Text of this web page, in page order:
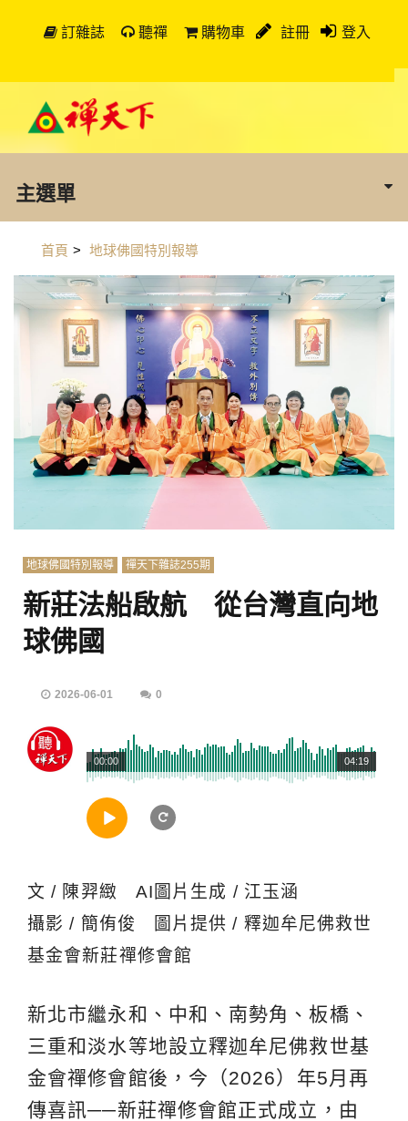
訂雜誌 聽禪 購物車 註冊 登入
主選單
首頁 > 地球佛國特別報導
地球佛國特別報導 禪天下雜誌255期
新莊法船啟航 從台灣直向地
球佛國
2026-06-01 0
04:19
00:00
文 / 陳羿緻 AI圖片生成 / 江玉涵
攝影 / 簡侑俊 圖片提供 / 釋迦牟尼佛救世
基金會新莊禪修會館
新北市繼永和、中和、南勢角、板橋、
三重和淡水等地設立釋迦牟尼佛救世基
金會禪修會館後，今（2026）年5月再
傳喜訊──新莊禪修會館正式成立，由